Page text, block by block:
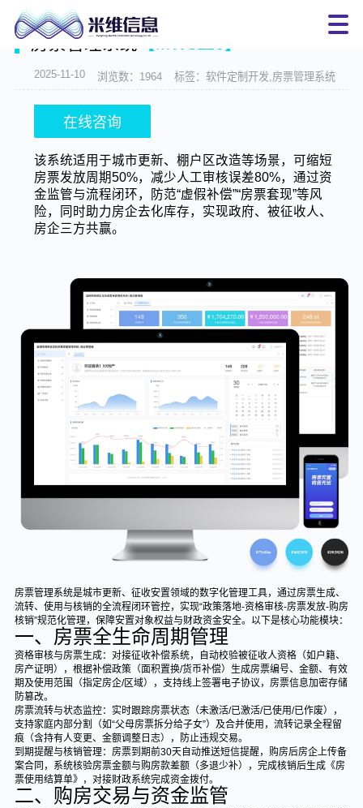
当前位置：首页
房票管理系统【MW3110】
2025-11-10 标签：软件定制开发,房票管理系统
浏览数：1964
在线咨询
该系统适用于城市更新、棚户区改造等场景，可缩短
房票发放周期50%，减少人工审核误差80%，通过资
金监管与流程闭环，防范“虚假补偿”“房票套现”等风
险，同时助力房企去化库存，实现政府、被征收人、
房企三方共赢。
房票管理系统是城市更新、征收安置领域的数字化管理工具，通过房票生成、
流转、使用与核销的全流程闭环管控，实现“政策落地-资格审核-房票发放-购房
核销”规范化管理，保障安置对象权益与财政资金安全。以下是核心功能模块：
一、房票全生命周期管理
资格审核与房票生成：对接征收补偿系统，自动校验被征收人资格（如户籍、
房产证明），根据补偿政策（面积置换/货币补偿）生成房票编号、金额、有效
期及使用范围（指定房企/区域），支持线上签署电子协议，房票信息加密存储
防篡改。
房票流转与状态监控：实时跟踪房票状态（未激活/已激活/已使用/已作废），
支持家庭内部分割（如“父母房票拆分给子女”）及合并使用，流转记录全程留
痕（含持有人变更、金额调整日志），防止违规交易。
到期提醒与核销管理：房票到期前30天自动推送短信提醒，购房后房企上传备
案合同，系统核验房票金额与购房款差额（多退少补），完成核销后生成《房
票使用结算单》，对接财政系统完成资金拨付。
二、购房交易与资金监管